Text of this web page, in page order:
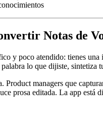
Notas de
y poco atendido: tienes
lo que dijiste, sintetiza
managers que
prosa editada. La app